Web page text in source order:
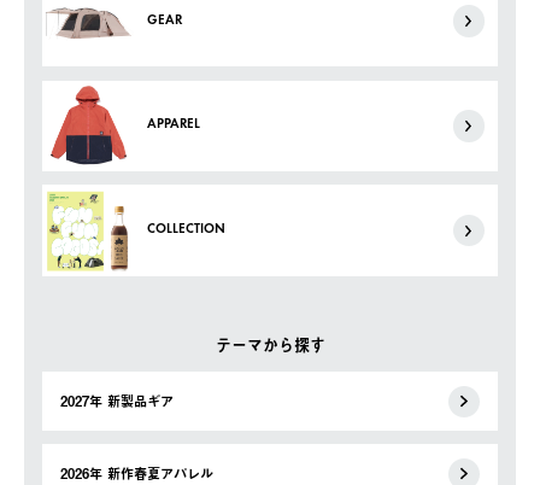
GEAR
APPAREL
COLLECTION
テーマから探す
2027年 新製品ギア
2026年 新作春夏アパレル